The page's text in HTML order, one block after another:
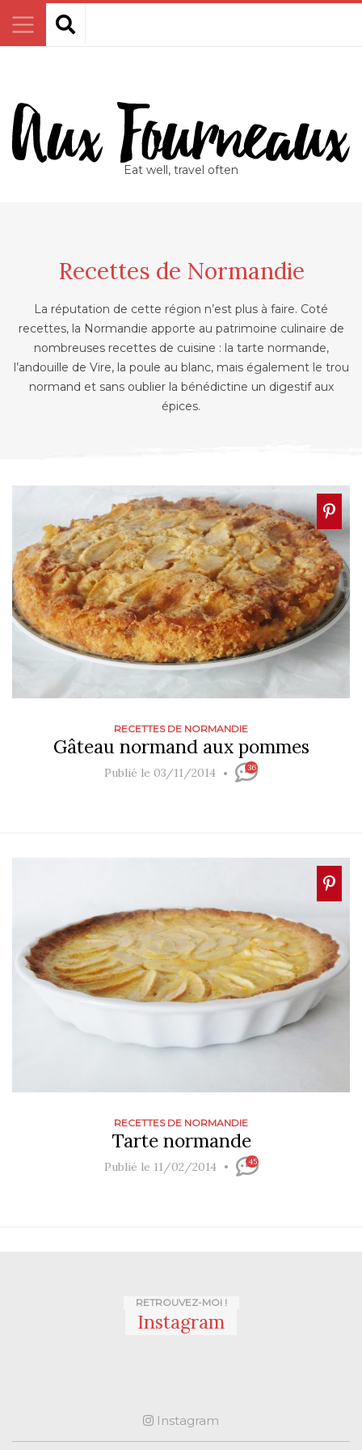
Eat well, travel often
Recettes de Normandie
La réputation de cette région n’est plus à faire. Coté
recettes, la Normandie apporte au patrimoine culinaire de
nombreuses recettes de cuisine : la tarte normande,
l’andouille de Vire, la poule au blanc, mais également le trou
normand et sans oublier la bénédictine un digestif aux
épices.
RECETTES DE NORMANDIE
Gâteau normand aux pommes
Publié le 03/11/2014 36
RECETTES DE NORMANDIE
Tarte normande
Publié le 11/02/2014 45
RETROUVEZ-MOI !
Instagram
Instagram